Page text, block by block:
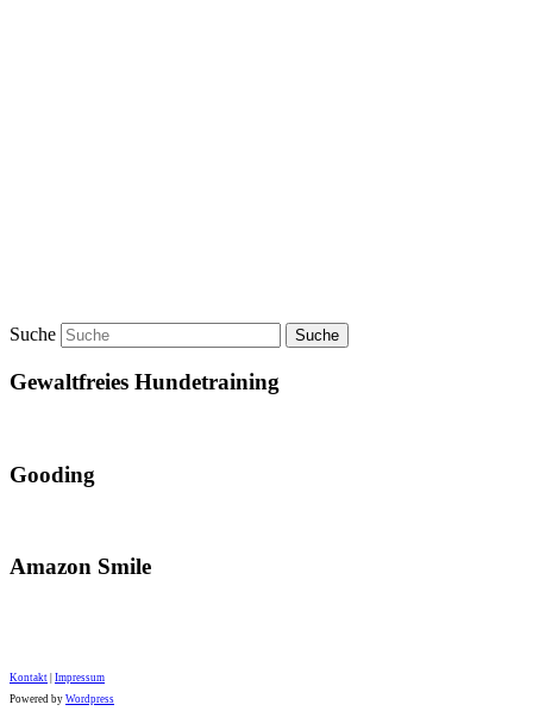
Suche
Gewaltfreies Hundetraining
Gooding
Amazon Smile
Kontakt Impressum
Powered by Wordpress